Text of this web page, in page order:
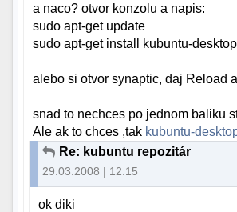
a naco? otvor konzolu a napis:
sudo apt-get update
sudo apt-get install kubuntu-desktop
alebo si otvor synaptic, daj Reload
snad to nechces po jednom baliku
Ale ak to chces ,tak kubuntu-
Re: kubuntu repozitár
29.03.2008 | 12:15
ok diki